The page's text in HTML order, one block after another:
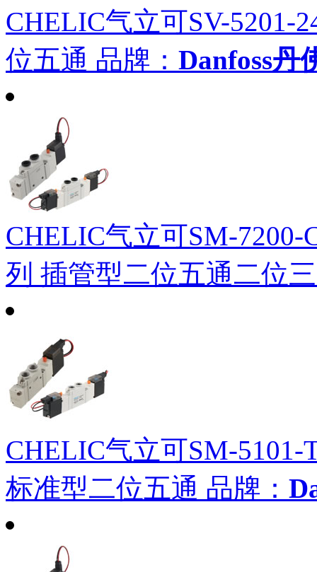
CHELIC气立可SV-5201-
位五通 品牌： Danfoss丹
CHELIC气立可SM-7200-
列 插管型二位五通二位
CHELIC气立可SM-5101-
标准型二位五通 品牌：